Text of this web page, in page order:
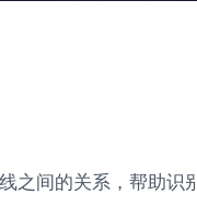
之间的关系，帮助识